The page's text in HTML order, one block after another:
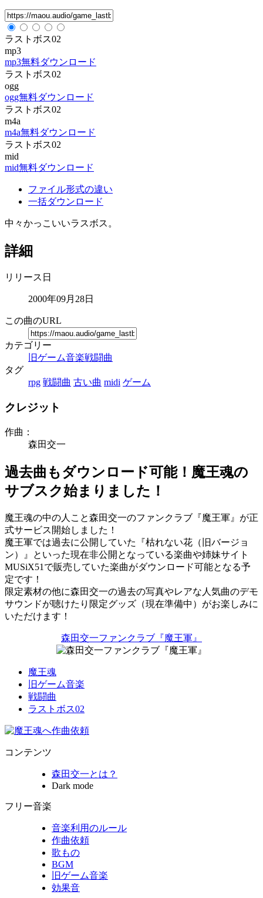
ラストボス02
mp3
mp3無料ダウンロード
ラストボス02
ogg
ogg無料ダウンロード
ラストボス02
m4a
m4a無料ダウンロード
ラストボス02
mid
mid無料ダウンロード
ファイル形式の違い
一括ダウンロード
中々かっこいいラスボス。
詳細
リリース日
2000年09月28日
この曲のURL
カテゴリー
旧ゲーム音楽戦闘曲
タグ
rpg 戦闘曲 古い曲 midi ゲーム
クレジット
作曲：
森田交一
過去曲もダウンロード可能！魔王魂の
サブスク始まりました！
魔王魂の中の人こと森田交一のファンクラブ『魔王軍』が正
式サービス開始しました！
魔王軍では過去に公開していた『枯れない花（旧バージョ
ン）』といった現在非公開となっている楽曲や姉妹サイト
MUSiX51で販売していた楽曲がダウンロード可能となる予
定です！
限定素材の他に森田交一の過去の写真やレアな人気曲のデモ
サウンドが聴けたり限定グッズ（現在準備中）がお楽しみに
いただけます！
森田交一ファンクラブ『魔王軍』
魔王魂
旧ゲーム音楽
戦闘曲
ラストボス02
コンテンツ
森田交一とは？
Dark mode
フリー音楽
音楽利用のルール
作曲依頼
歌もの
BGM
旧ゲーム音楽
効果音